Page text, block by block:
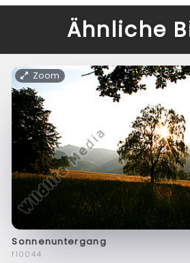
Ähnliche
Zoom
Sonnenuntergang
f10044